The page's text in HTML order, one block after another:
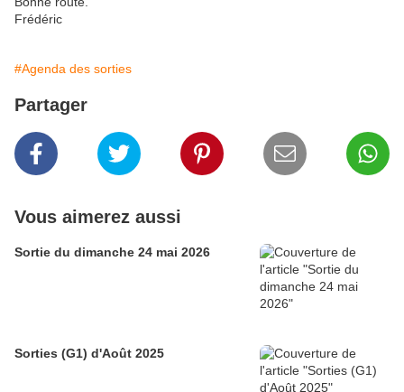
Frédéric
#Agenda des sorties
Partager
Vous aimerez aussi
Sortie du dimanche 24 mai 2026
Sorties (G1) d'Août 2025